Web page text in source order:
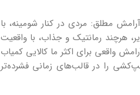
مطلق: مردی در کنار شومینه، با
هرچند رمانتیک و جذاب، با واقعیت
واقعی برای اکثر ما کالایی کمیاب
را در قالب‌های زمانی فشرده‌تر